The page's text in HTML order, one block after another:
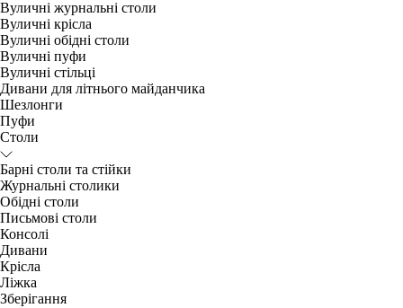
Вуличні журнальні столи
Вуличні крісла
Вуличні обідні столи
Вуличні пуфи
Вуличні стільці
Дивани для літнього майданчика
Шезлонги
Пуфи
Столи
Барні столи та стійки
Журнальні столики
Обідні столи
Письмові столи
Консолі
Дивани
Крісла
Ліжка
Зберігання